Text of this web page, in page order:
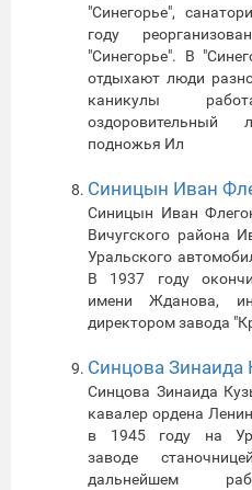
"Синегорье",
году
"Синегорье". В
отдыхают люди
каникулы
подножья Ил
Синицын Иван
Синицын Иван
Вичугского района
Уральского
В 1937 году
имени Жданова,
директором завода
Синцова Зинаида
Синцова Зинаида
кавалер ордена
в 1945 году на
заводе
дальнейшем